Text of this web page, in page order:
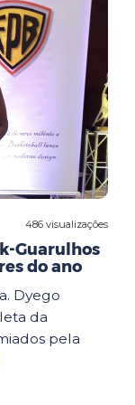
486 visualizações
Guarulhos
do ano
Dyego
da
pela